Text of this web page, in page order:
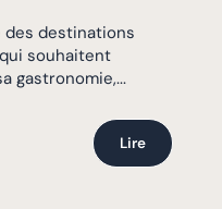
des destinations
souhaitent
gastronomie,...
Lire